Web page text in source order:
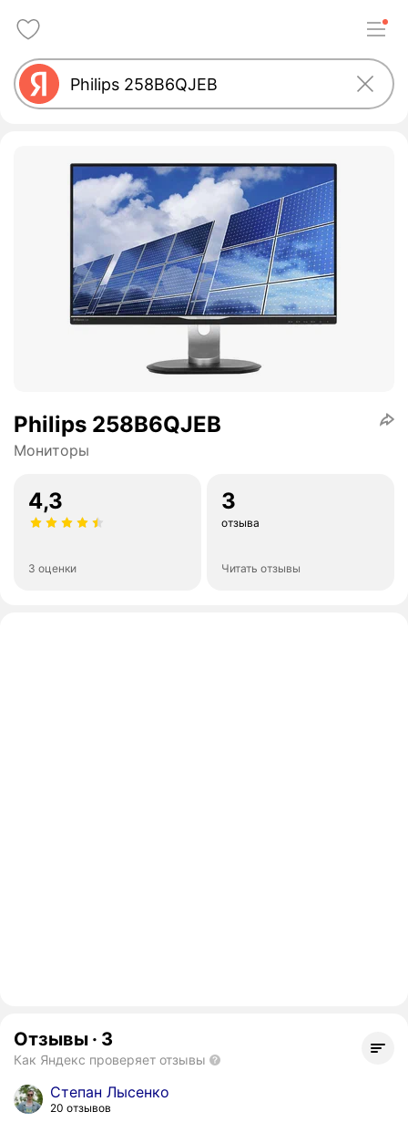
Philips 258B6QJEB
Мониторы
4,3
3 оценки
3
отзыва
Читать отзывы
Отзывы · 3
Как Яндекс проверяет отзывы
Степан Лысенко
20 отзывов